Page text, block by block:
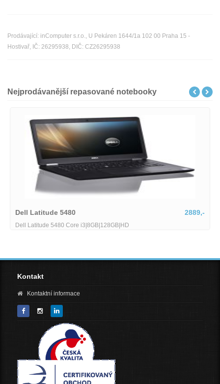
Prodávající: inComputer s.r.o., U Pekáren 1644/1a 102 00 Praha 15 -
Hostivař, IČ: 26295938, DIČ: CZ26295938
Nejprodávanější repasované notebooky
2889,- Lenovo ThinkPad T15
Lenovo ThinkPad T15 G2 stav B Intel Core i7-1185G7
Kontakt
Kontaktní informace